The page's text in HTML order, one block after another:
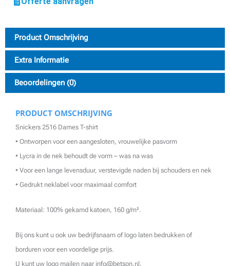
Product Omschrijving
Extra Informatie
Beoordelingen (0)
PRODUCT OMSCHRIJVING
Snickers 2516 Dames T-shirt
• Ontworpen voor een aangesloten, vrouwelijke pasvorm
• Lycra in de nek behoudt de vorm – was na was
• Voor een lange levensduur, verstevigde naden bij schouders en nek
• Gedrukt neklabel voor maximaal comfort
Materiaal: 100% gekamd katoen, 160 g/m².
Bij ons kunt u ook uw bedrijfsnaam of logo laten bedrukken of
borduren voor een voordelige prijs.
U kunt uw logo mailen naar info@betson.nl.